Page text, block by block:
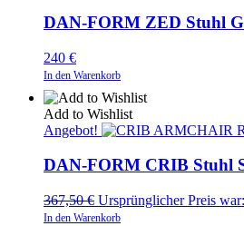
DAN-FORM ZED Stuhl
240 €
In den Warenkorb
Add to Wishlist
Angebot!
DAN-FORM CRIB Stuhl
367,50€ Ursprünglicher Preis
In den Warenkorb